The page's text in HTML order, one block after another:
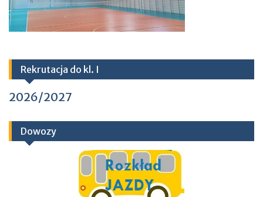
Rekrutacja do kl. I
2026/2027
Dowozy